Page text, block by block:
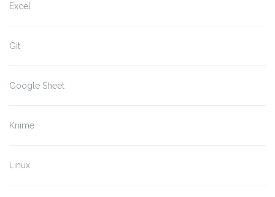
Excel
Git
Google Sheet
Knime
Linux